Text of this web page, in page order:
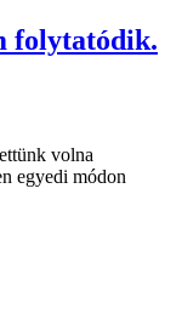
folytatódik.
volna
egyedi módon